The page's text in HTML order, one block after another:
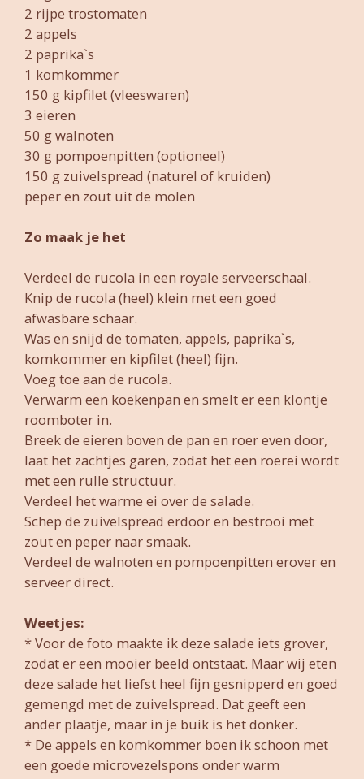
2 rijpe trostomaten
2 appels
2 paprika`s
1 komkommer
150 g kipfilet (vleeswaren)
3 eieren
50 g walnoten
30 g pompoenpitten (optioneel)
150 g zuivelspread (naturel of kruiden)
peper en zout uit de molen
Zo maak je het
Verdeel de rucola in een royale serveerschaal.
Knip de rucola (heel) klein met een goed
afwasbare schaar.
Was en snijd de tomaten, appels, paprika`s,
komkommer en kipfilet (heel) fijn.
Voeg toe aan de rucola.
Verwarm een koekenpan en smelt er een klontje
roomboter in.
Breek de eieren boven de pan en roer even door,
laat het zachtjes garen, zodat het een roerei wordt
met een rulle structuur.
Verdeel het warme ei over de salade.
Schep de zuivelspread erdoor en bestrooi met
zout en peper naar smaak.
Verdeel de walnoten en pompoenpitten erover en
serveer direct.
Weetjes:
* Voor de foto maakte ik deze salade iets grover,
zodat er een mooier beeld ontstaat. Maar wij eten
deze salade het liefst heel fijn gesnipperd en goed
gemengd met de zuivelspread. Dat geeft een
ander plaatje, maar in je buik is het donker.
* De appels en komkommer boen ik schoon met
een goede microvezelspons onder warm